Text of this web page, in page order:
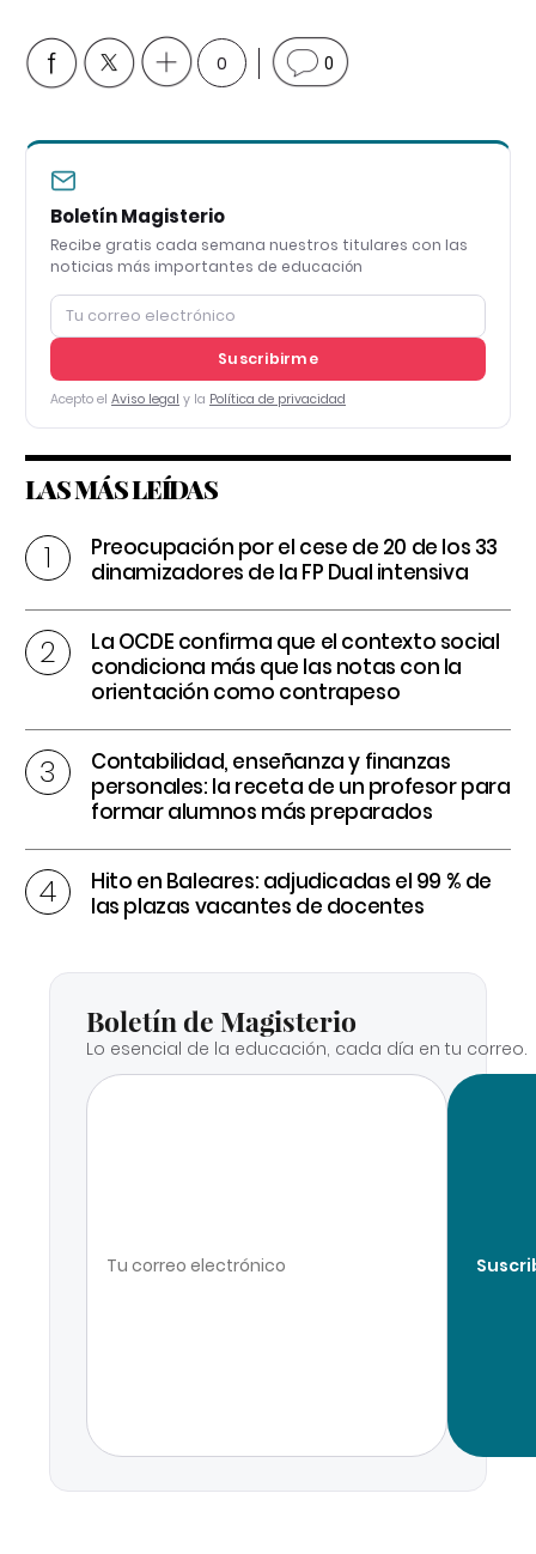
0 0
Boletín Magisterio
Recibe gratis cada semana nuestros titulares con las
noticias más importantes de educación
Suscribirme
Acepto el Aviso legal y la Política de privacidad
LAS MÁS LEÍDAS
Preocupación por el cese de 20 de los 33
dinamizadores de la FP Dual intensiva
La OCDE confirma que el contexto social
condiciona más que las notas con la
orientación como contrapeso
Contabilidad, enseñanza y finanzas
personales: la receta de un profesor para
formar alumnos más preparados
Hito en Baleares: adjudicadas el 99 % de
las plazas vacantes de docentes
Boletín de Magisterio
Lo esencial de la educación, cada día en tu correo.